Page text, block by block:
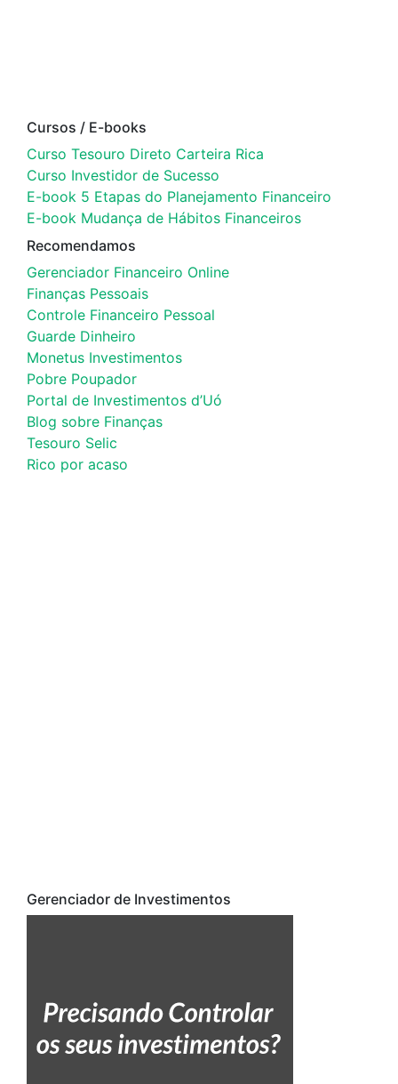
Cursos / E-books
Curso Tesouro Direto Carteira Rica
Curso Investidor de Sucesso
E-book 5 Etapas do Planejamento Financeiro
E-book Mudança de Hábitos Financeiros
Recomendamos
Gerenciador Financeiro Online
Finanças Pessoais
Controle Financeiro Pessoal
Guarde Dinheiro
Monetus Investimentos
Pobre Poupador
Portal de Investimentos d’Uó
Blog sobre Finanças
Tesouro Selic
Rico por acaso
Gerenciador de Investimentos